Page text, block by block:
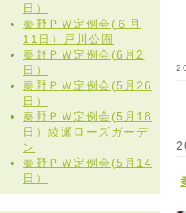
日）
秦野ＰＷ定例会(６月
11日）戸川公園
秦野ＰＷ定例会(6月2
日）
秦野ＰＷ定例会(5月26
日）
秦野ＰＷ定例会(5月18
日）綾瀬ローズガーデ
ン
秦野ＰＷ定例会(5月14
日）